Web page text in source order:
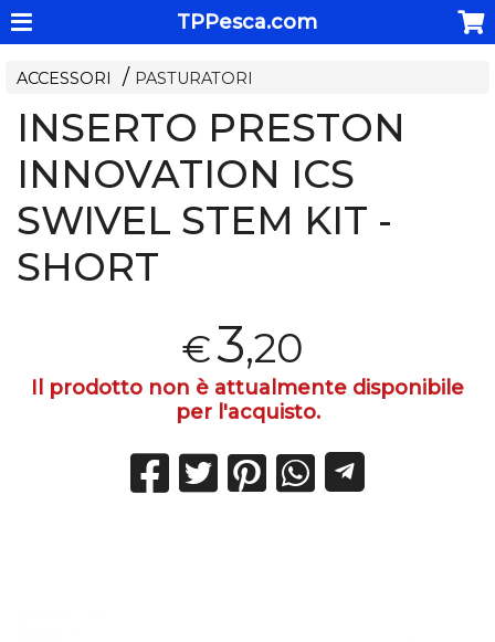
TPPesca.com
ACCESSORI PASTURATORI
INSERTO PRESTON
INNOVATION ICS
SWIVEL STEM KIT -
SHORT
€3,20
Il prodotto non è attualmente disponibile
per l'acquisto.